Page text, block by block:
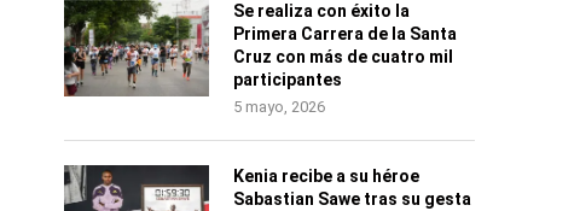
Se realiza con éxito la
Primera Carrera de la Santa
Cruz con más de cuatro mil
participantes
5 mayo, 2026
Kenia recibe a su héroe
Sabastian Sawe tras su gesta